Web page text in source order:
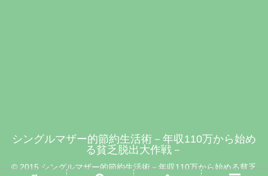
シングルマザー的節約生活術－年収110万から始め
る貧乏脱出大作戦－
© 2015 シングルマザー的節約生活術－年収110万から始める貧乏